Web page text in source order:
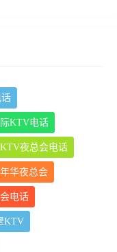
KTV电话
夜总会电话
华夜总会
电话
KTV